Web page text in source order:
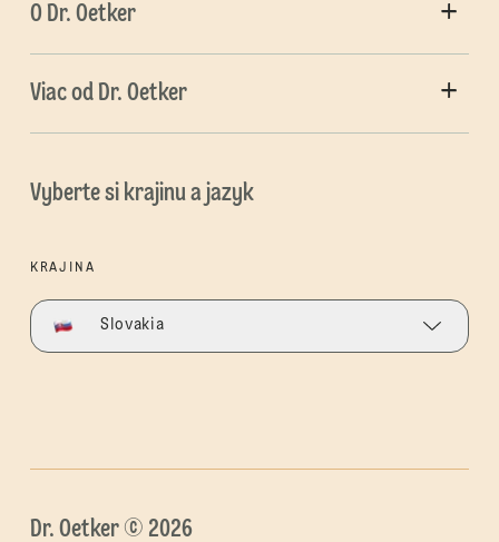
O Dr. Oetker
Viac od Dr. Oetker
Vyberte si krajinu a jazyk
KRAJINA
Slovakia
Dr. Oetker © 2026